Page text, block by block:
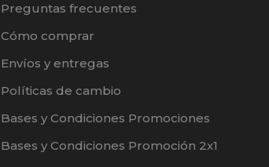
Preguntas frecuentes
Cómo comprar
Envíos y entregas
Políticas de cambio
Bases y Condiciones Promociones
Bases y Condiciones Promoción 2x1